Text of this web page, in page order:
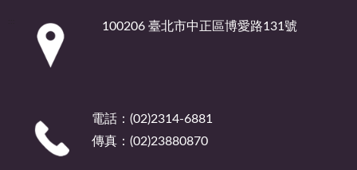
100206 臺北市中正區博愛路131號
電話：(02)2314-6881
傳真：(02)23880870